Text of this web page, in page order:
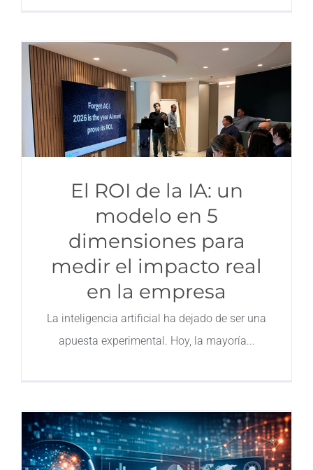
El ROI de la IA: un
modelo en 5
dimensiones para
medir el impacto real
en la empresa
La inteligencia artificial ha dejado de ser una
apuesta experimental. Hoy, la mayoría